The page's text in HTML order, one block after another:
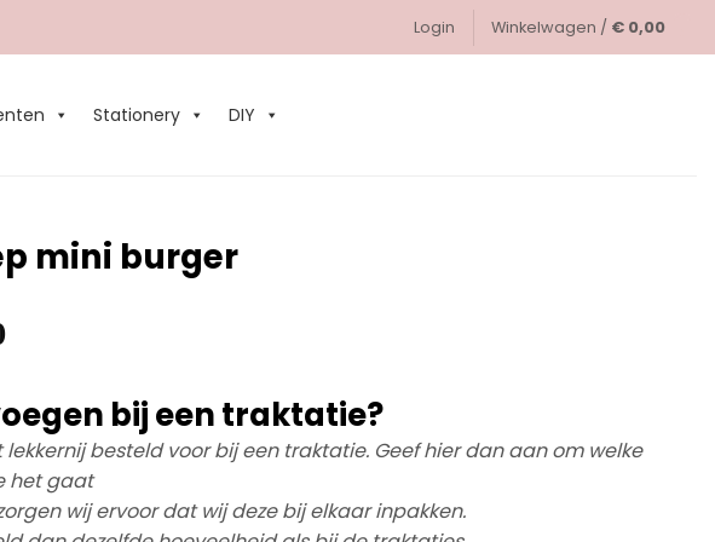
Login Winkelwagen / € 0,00
Stationery DIY
mini burger
bij een traktatie?
lekkernij besteld voor bij een traktatie. Geef hier dan aan om welke
het gaat
wij ervoor dat wij deze bij elkaar inpakken.